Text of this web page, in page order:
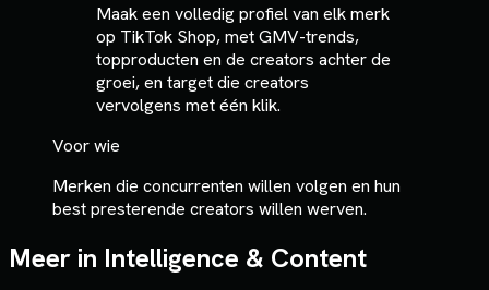
Maak een volledig profiel van elk merk
op TikTok Shop, met GMV-trends,
topproducten en de creators achter de
groei, en target die creators
vervolgens met één klik.
Voor wie
Merken die concurrenten willen volgen en hun
best presterende creators willen werven.
Meer in Intelligence & Content